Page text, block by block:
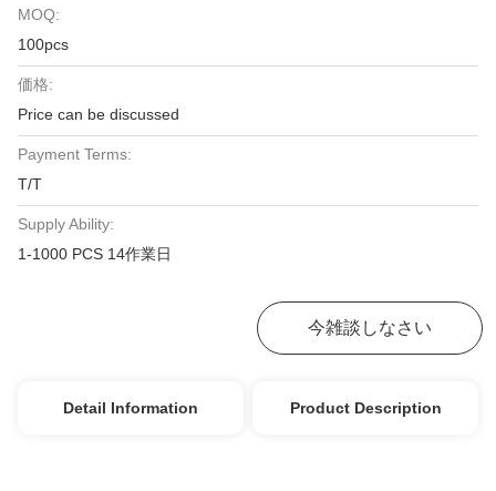
MOQ:
100pcs
価格:
Price can be discussed
Payment Terms:
T/T
Supply Ability:
1-1000 PCS 14作業日
今雑談しなさい
Detail Information Product Description